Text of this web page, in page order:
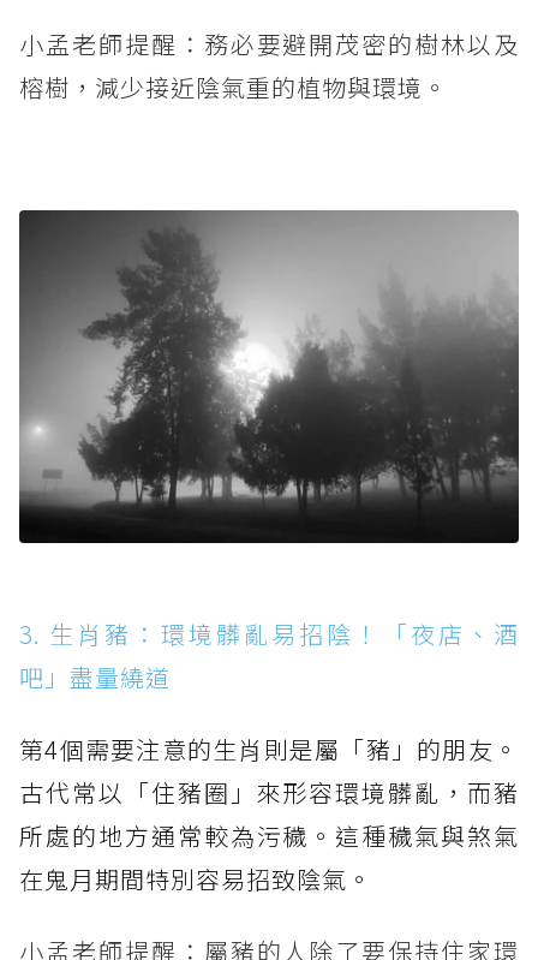
小孟老師提醒：務必要避開茂密的樹林以及
榕樹，減少接近陰氣重的植物與環境。
3. 生肖豬：環境髒亂易招陰！「夜店、酒
吧」盡量繞道
第4個需要注意的生肖則是屬「豬」的朋友。
古代常以「住豬圈」來形容環境髒亂，而豬
所處的地方通常較為污穢。這種穢氣與煞氣
在鬼月期間特別容易招致陰氣。
小孟老師提醒：屬豬的人除了要保持住家環